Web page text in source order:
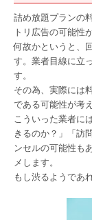
詰め放題プランの
トリ広告の可能性
何故かというと、
す。業者目線に立
す。
その為、実際には
である可能性が考
こういった業者に
きるのか？」「訪
ンセルの可能性も
メします。
もし渋るようであ